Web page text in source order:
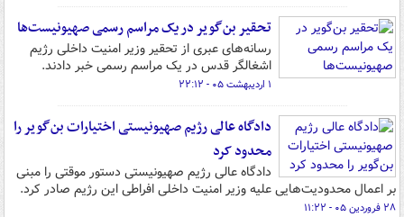
تحقیر بن‌گویر در یک مراسم رسمی صهیونیست‌ها
رسانه‌های عبری از تحقیر وزیر امنیت داخلی رژیم
اشغالگر قدس در یک مراسم رسمی خبر دادند.
۱ اردیبهشت ۰۵ - ۲۲:۱۲
دادگاه عالی رژیم صهیونیستی اختیارات بن‌گویر را
محدود کرد
دادگاه عالی رژیم صهیونیستی دستور موقتی را مبنی
بر اعمال محدودیت‌هایی علیه وزیر امنیت داخلی افراطی این رژیم صادر کرد.
۲۸ فروردین ۰۵ - ۱۱:۲۲